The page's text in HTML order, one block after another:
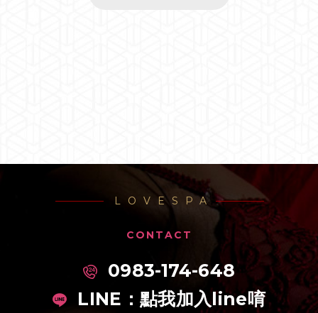
LOVESPA
CONTACT
0983-174-648
LINE： 點我加入line唷